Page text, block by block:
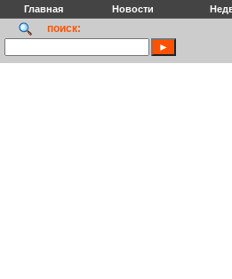
Главная Новости
поиск: